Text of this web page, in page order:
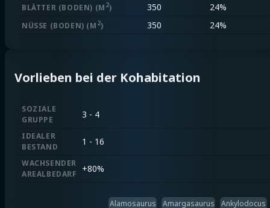
BLÄTTER (BODEN) (M 2) 350 24%
NÜSSE (BODEN) (M 2) 350 24%
Vorlieben bei der Kohabitation
SOZIALE
GRUPPE
3 - 4
IDEALER
BESTAND
1 - 16
WACHSENDER
AREALBEDARF
+80%
Alamosaurus Amargasaurus Ankylodocus